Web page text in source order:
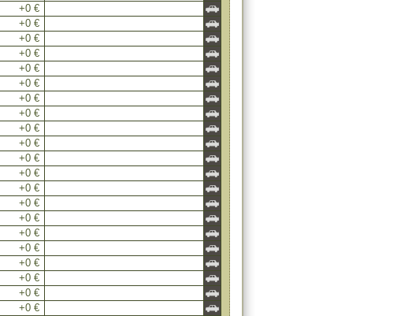
+0 €
+0 €
+0 €
+0 €
+0 €
+0 €
+0 €
+0 €
+0 €
+0 €
+0 €
+0 €
+0 €
+0 €
+0 €
+0 €
+0 €
+0 €
+0 €
+0 €
+0 €